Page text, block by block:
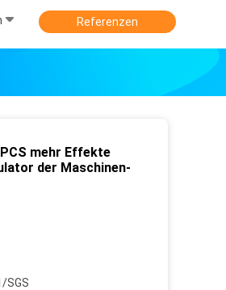
Referenzen
mehr Effekte
der Maschinen-
SGS